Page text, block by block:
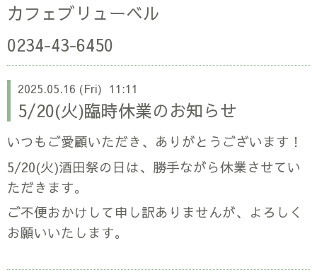
カフェブリューベル
0234-43-6450
2025.05.16 (Fri) 11:11
5/20(火)臨時休業のお知らせ
いつもご愛顧いただき、ありがとうございます！
5/20(火)酒田祭の日は、勝手ながら休業させてい
ただきます。
ご不便おかけして申し訳ありませんが、よろしく
お願いいたします。